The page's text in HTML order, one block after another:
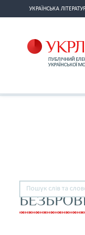
УКРАЇНСЬКА